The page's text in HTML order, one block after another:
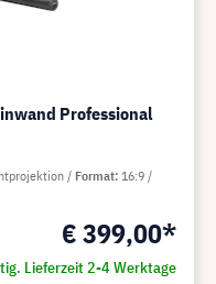
Professional
€ 399,00*
Lieferzeit 2-4 Werktage
Format 16:9